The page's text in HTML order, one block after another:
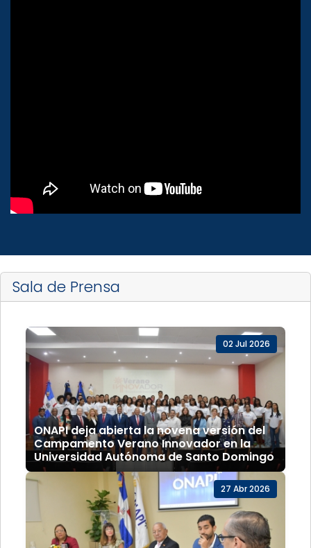
Sala de Prensa
02 Jul 2026
ONAPI deja abierta la novena versión del
Campamento Verano Innovador en la
Universidad Autónoma de Santo Domingo
27 Abr 2026